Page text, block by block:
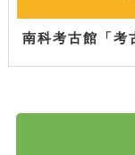
南科考古館「考